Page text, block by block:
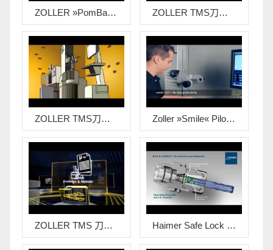
ZOLLER »pomBasic« 臥式泛用型刀具設定量測儀 ZOLLER TMS刀具故事 第一輯
ZOLLER TMS刀具故事 第二輯 Zoller »smile« Pilot 3.0 CNC泛用型刀具設定量測儀
ZOLLER TMS 刀具管理解決方案 Haimer Safe Lock 防溜刀保護